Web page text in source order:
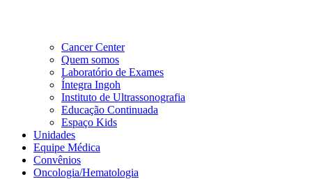
Cancer Center
Quem somos
Laboratório de Exames
Íntegra Ingoh
Instituto de Ultrassonografia
Educação Continuada
Espaço Kids
Unidades
Equipe Médica
Convênios
Oncologia/Hematologia